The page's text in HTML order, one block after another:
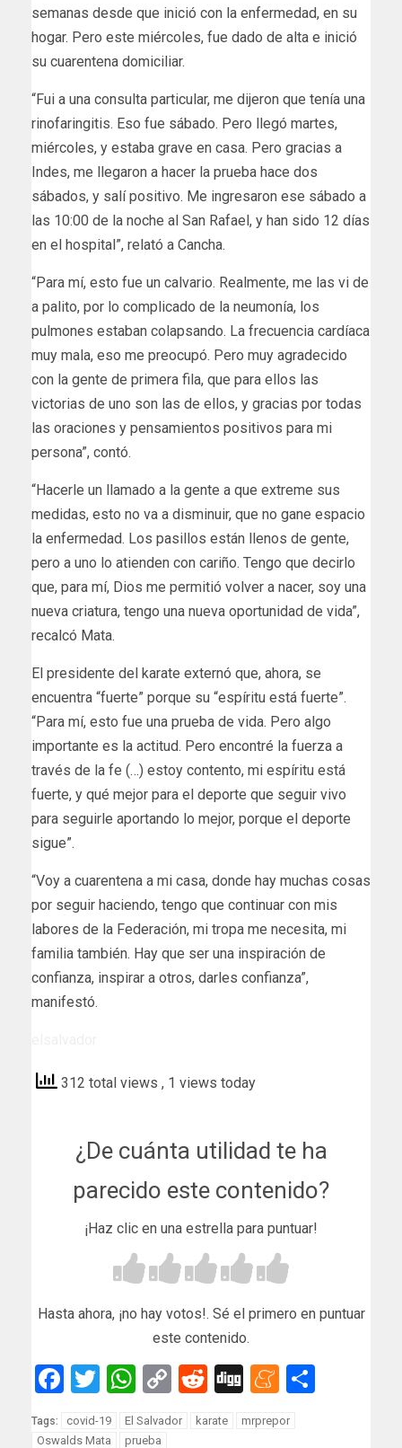
semanas desde que inició con la enfermedad, en su
hogar. Pero este miércoles, fue dado de alta e inició
su cuarentena domiciliar.
“Fui a una consulta particular, me dijeron que tenía una
rinofaringitis. Eso fue sábado. Pero llegó martes,
miércoles, y estaba grave en casa. Pero gracias a
Indes, me llegaron a hacer la prueba hace dos
sábados, y salí positivo. Me ingresaron ese sábado a
las 10:00 de la noche al San Rafael, y han sido 12 días
en el hospital”, relató a Cancha.
“Para mí, esto fue un calvario. Realmente, me las vi de
a palito, por lo complicado de la neumonía, los
pulmones estaban colapsando. La frecuencia cardíaca
muy mala, eso me preocupó. Pero muy agradecido
con la gente de primera fila, que para ellos las
victorias de uno son las de ellos, y gracias por todas
las oraciones y pensamientos positivos para mi
persona”, contó.
“Hacerle un llamado a la gente a que extreme sus
medidas, esto no va a disminuir, que no gane espacio
la enfermedad. Los pasillos están llenos de gente,
pero a uno lo atienden con cariño. Tengo que decirlo
que, para mí, Dios me permitió volver a nacer, soy una
nueva criatura, tengo una nueva oportunidad de vida”,
recalcó Mata.
El presidente del karate externó que, ahora, se
encuentra “fuerte” porque su “espíritu está fuerte”.
“Para mí, esto fue una prueba de vida. Pero algo
importante es la actitud. Pero encontré la fuerza a
través de la fe (…) estoy contento, mi espíritu está
fuerte, y qué mejor para el deporte que seguir vivo
para seguirle aportando lo mejor, porque el deporte
sigue”.
“Voy a cuarentena a mi casa, donde hay muchas cosas
por seguir haciendo, tengo que continuar con mis
labores de la Federación, mi tropa me necesita, mi
familia también. Hay que ser una inspiración de
confianza, inspirar a otros, darles confianza”,
manifestó.
312 total views , 1 views today
¿De cuánta utilidad te ha
parecido este contenido?
¡Haz clic en una estrella para puntuar!
Hasta ahora, ¡no hay votos!. Sé el primero en puntuar
este contenido.
Facebook
Twitter
WhatsApp
Copy
Link
Reddit
Digg
Tags: covid-19 El Salvador karate
mrprepor
Oswalds Mata
prueba